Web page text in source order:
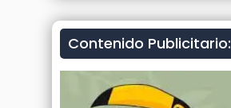
Contenido Publicitario: